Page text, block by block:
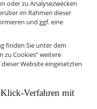
oder zu Analysezwecken
im Rahmen dieser
und ggf. eine
finden Sie unter dem
zu Cookies“ weitere
Website eingesetzten
Verfahren mit